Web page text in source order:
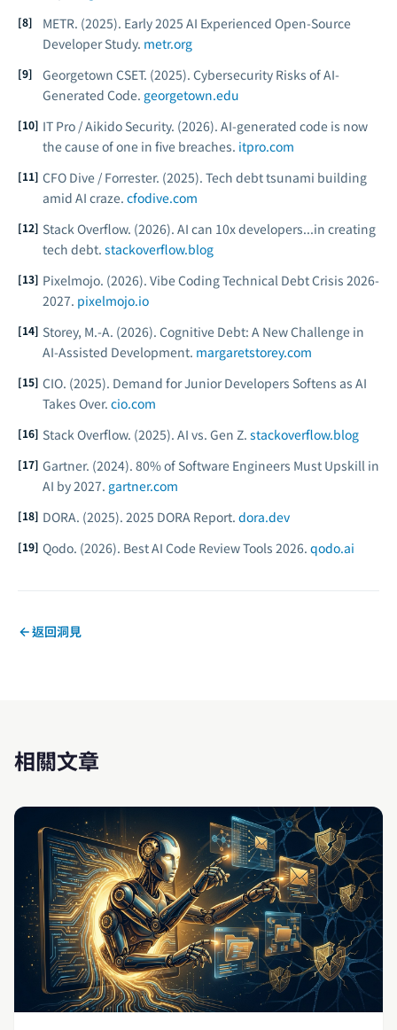
METR. (2025). Early 2025 AI Experienced Open-Source
Developer Study. metr.org
Georgetown CSET. (2025). Cybersecurity Risks of AI-
Generated Code. georgetown.edu
IT Pro / Aikido Security. (2026). AI-generated code is now
the cause of one in five breaches. itpro.com
CFO Dive / Forrester. (2025). Tech debt tsunami building
amid AI craze. cfodive.com
Stack Overflow. (2026). AI can 10x developers...in creating
tech debt. stackoverflow.blog
Pixelmojo. (2026). Vibe Coding Technical Debt Crisis 2026-
2027. pixelmojo.io
Storey, M.-A. (2026). Cognitive Debt: A New Challenge in
AI-Assisted Development. margaretstorey.com
CIO. (2025). Demand for Junior Developers Softens as AI
Takes Over. cio.com
Stack Overflow. (2025). AI vs. Gen Z. stackoverflow.blog
Gartner. (2024). 80% of Software Engineers Must Upskill in
AI by 2027. gartner.com
DORA. (2025). 2025 DORA Report. dora.dev
Qodo. (2026). Best AI Code Review Tools 2026. qodo.ai
返回洞見
相關文章